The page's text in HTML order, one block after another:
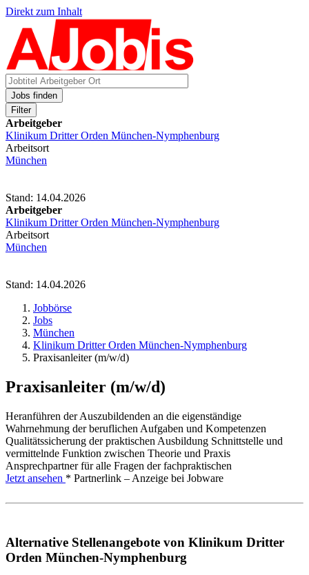
Direkt zum Inhalt
Jobs finden
Filter
Arbeitgeber
Klinikum Dritter Orden München-Nymphenburg
Arbeitsort
München
Stand: 14.04.2026
Arbeitgeber
Klinikum Dritter Orden München-Nymphenburg
Arbeitsort
München
Stand: 14.04.2026
Jobbörse
Jobs
München
Klinikum Dritter Orden München-Nymphenburg
Praxisanleiter (m/w/d)
Praxisanleiter (m/w/d)
Heranführen der Auszubildenden an die eigenständige
Wahrnehmung der beruflichen Aufgaben und Kompetenzen
Qualitätssicherung der praktischen Ausbildung Schnittstelle und
vermittelnde Funktion zwischen Theorie und Praxis
Ansprechpartner für alle Fragen der fachpraktischen
Jetzt ansehen * Partnerlink – Anzeige bei Jobware
Alternative Stellenangebote von Klinikum Dritter
Orden München-Nymphenburg